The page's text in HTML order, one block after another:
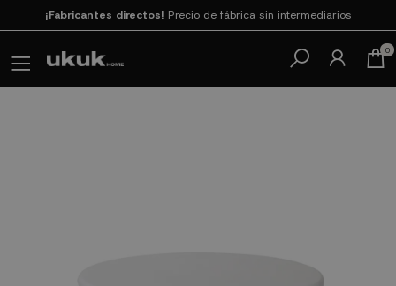
Paga en 3cuotas SIN INTERESES con SeQura
0